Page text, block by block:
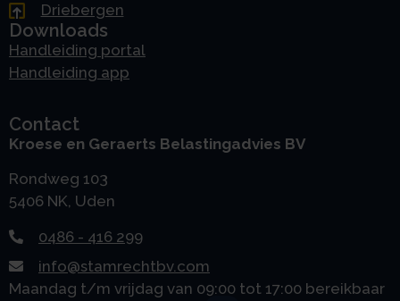
Driebergen
Downloads
Handleiding portal
Handleiding app
Contact
Kroese en Geraerts Belastingadvies BV
Rondweg 103
5406 NK, Uden
0486 - 416 299
info@stamrechtbv.com
Maandag t/m vrijdag van 09:00 tot 17:00 bereikbaar